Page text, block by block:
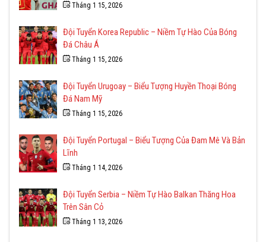
Tháng 1 15, 2026
Đội Tuyển Korea Republic – Niềm Tự Hào Của Bóng
Đá Châu Á
Tháng 1 15, 2026
Đội Tuyển Urugoay – Biểu Tượng Huyền Thoại Bóng
Đá Nam Mỹ
Tháng 1 15, 2026
Đội Tuyển Portugal – Biểu Tượng Của Đam Mê Và Bản
Lĩnh
Tháng 1 14, 2026
Đội Tuyển Serbia – Niềm Tự Hào Balkan Thăng Hoa
Trên Sân Cỏ
Tháng 1 13, 2026